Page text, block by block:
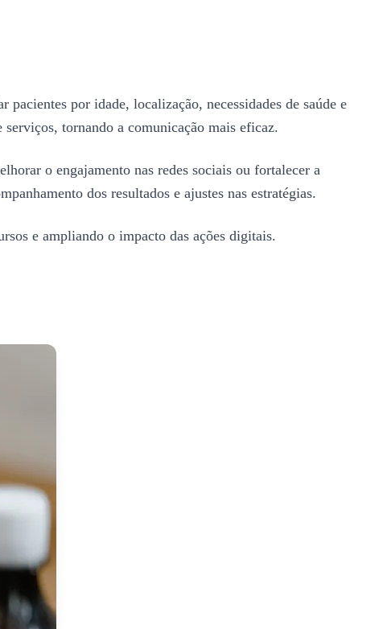
por idade, localização, necessidades de saúde e
tornando a comunicação mais eficaz.
o engajamento nas redes sociais ou fortalecer a
dos resultados e ajustes nas estratégias.
e ampliando o impacto das ações digitais.